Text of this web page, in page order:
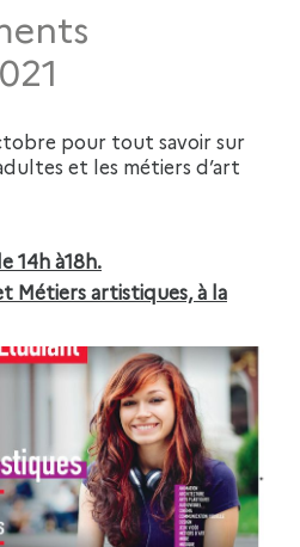
pour tout savoir sur
et les métiers d’art
14h à18h.
Métiers artistiques, à la